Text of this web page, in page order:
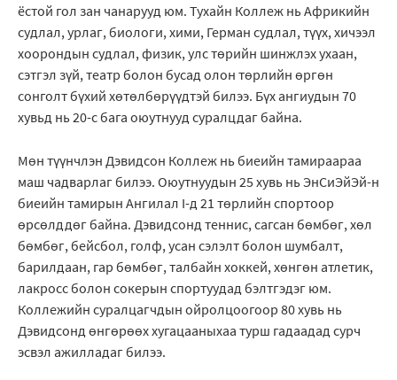
ёстой гол зан чанарууд юм. Тухайн Коллеж нь Африкийн
судлал, урлаг, биологи, хими, Герман судлал, түүх, хичээл
хоорондын судлал, физик, улс төрийн шинжлэх ухаан,
сэтгэл зүй, театр болон бусад олон төрлийн өргөн
сонголт бүхий хөтөлбөрүүдтэй билээ. Бүх ангиудын 70
хувьд нь 20-с бага оюутнууд суралцдаг байна.
Мөн түүнчлэн Дэвидсон Коллеж нь биеийн тамираараа
маш чадварлаг билээ. Оюутнуудын 25 хувь нь ЭнСиЭйЭй-н
биеийн тамирын Ангилал I-д 21 төрлийн спортоор
өрсөлддөг байна. Дэвидсонд теннис, сагсан бөмбөг, хөл
бөмбөг, бейсбол, голф, усан сэлэлт болон шумбалт,
барилдаан, гар бөмбөг, талбайн хоккей, хөнгөн атлетик,
лакросс болон сокерын спортуудад бэлтгэдэг юм.
Коллежийн суралцагчдын ойролцоогоор 80 хувь нь
Дэвидсонд өнгөрөөх хугацааныхаа турш гадаадад сурч
эсвэл ажилладаг билээ.